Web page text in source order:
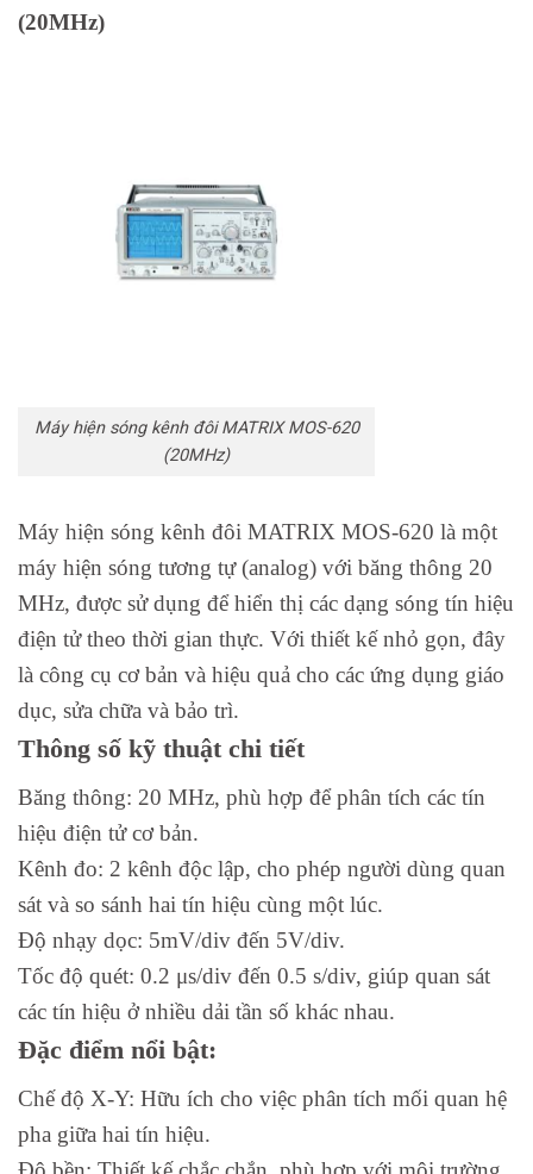
(20MHz)
Máy hiện sóng kênh đôi MATRIX MOS-620
(20MHz)
Máy hiện sóng kênh đôi MATRIX MOS-620 là một
máy hiện sóng tương tự (analog) với băng thông 20
MHz, được sử dụng để hiển thị các dạng sóng tín hiệu
điện tử theo thời gian thực. Với thiết kế nhỏ gọn, đây
là công cụ cơ bản và hiệu quả cho các ứng dụng giáo
dục, sửa chữa và bảo trì.
Thông số kỹ thuật chi tiết
Băng thông: 20 MHz, phù hợp để phân tích các tín
hiệu điện tử cơ bản.
Kênh đo: 2 kênh độc lập, cho phép người dùng quan
sát và so sánh hai tín hiệu cùng một lúc.
Độ nhạy dọc: 5mV/div đến 5V/div.
Tốc độ quét: 0.2 μs/div đến 0.5 s/div, giúp quan sát
các tín hiệu ở nhiều dải tần số khác nhau.
Đặc điểm nổi bật:
Chế độ X-Y: Hữu ích cho việc phân tích mối quan hệ
pha giữa hai tín hiệu.